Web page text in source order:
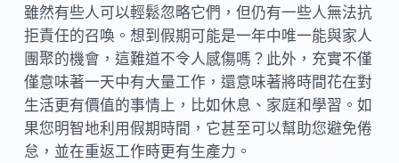
雖然有些人可以輕鬆忽略它們，但仍有一些人無法抗
拒責任的召喚。想到假期可能是一年中唯一能與家人
團聚的機會，這難道不令人感傷嗎？此外，充實不僅
僅意味著一天中有大量工作，還意味著將時間花在對
生活更有價值的事情上，比如休息、家庭和學習。如
果您明智地利用假期時間，它甚至可以幫助您避免倦
怠，並在重返工作時更有生產力。